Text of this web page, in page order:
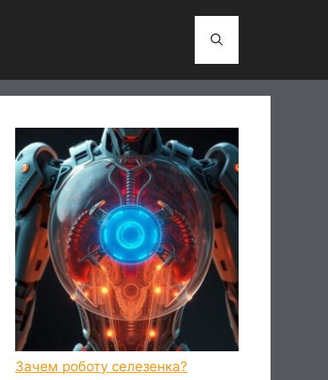
Зачем роботу селезенка?